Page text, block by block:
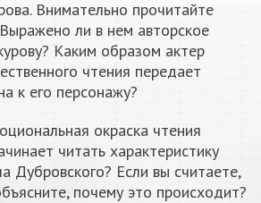
Внимательно прочитайте
ли в нем авторское
Каким образом актер
чтения передает
к его персонажу?
окраска чтения
читать характеристику
Дубровского? Если вы считаете,
почему это происходит?